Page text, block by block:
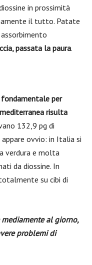
in prossimità
il tutto. Patate
passata la paura.
fondamentale per
risulta
132,9 pg di
ovvio: in Italia si
verdura e molta
da diossine. In
su cibi di
al giorno,
problemi di